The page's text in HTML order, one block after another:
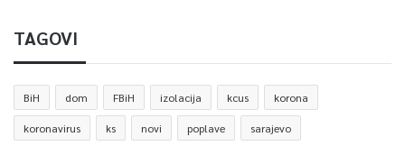
TAGOVI
BiH dom FBiH izolacija kcus korona
koronavirus ks novi poplave sarajevo